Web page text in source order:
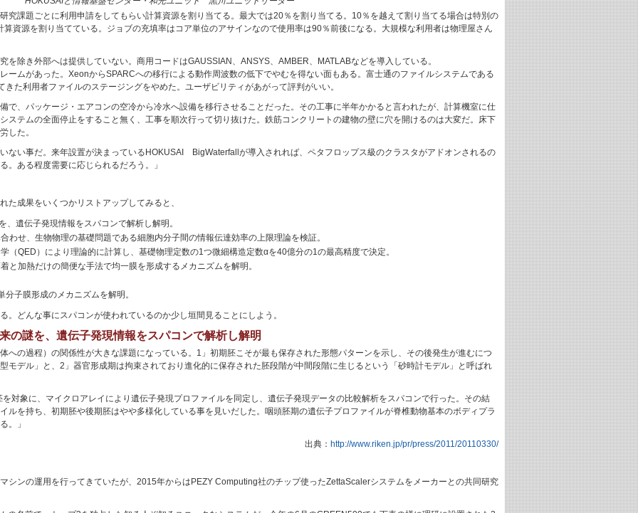
究課題ごとに利用申請をしてもらい計算資源を割り当てる。最大では20％を割り当てる。10％を越えて割り当てる場合は特別の
資源を割り当てている。ジョブの充填率はコア単位のアサインなので使用率は90％前後になる。大規模な利用者は物理屋さん
を除き外部へは提供していない。商用コードはGAUSSIAN、ANSYS、AMBER、MATLABなどを導入している。
ームがあった。XeonからSPARCへの移行による動作周波数の低下でやむを得ない面もある。富士通のファイルシステムである
た利用者ファイルのステージングをやめた。ユーザビリティがあがって評判がいい。
で、パッケージ・エアコンの空冷から冷水へ設備を移行させることだった。その工事に半年かかると言われたが、計算機室に仕
ステムの全面停止をすること無く、工事を順次行って切り抜けた。鉄筋コンクリートの建物の壁に穴を開けるのは大変だ。床下
した。
ない事だ。来年設置が決まっているHOKUSAI BigWaterfallが導入されれば、ペタフロップス級のクラスタがアドオンされるの
。ある程度需要に応じられるだろう。」
た成果をいくつかリストアップしてみると、
遺伝子発現情報をスパコンで解析し解明。
わせ、生物物理の基礎問題である細胞内分子間の情報伝達効率の上限理論を検証。
（QED）により理論的に計算し、基礎物理定数の1つ微細構造定数αを40億分の1の最高精度で決定。
と加熱だけの簡便な手法で均一膜を形成するメカニズムを解明。
子膜形成のメカニズムを解明。
。どんな事にスパコンが使われているのか少し垣間見ることにしよう。
の謎を、遺伝子発現情報をスパコンで解析し解明
への過程）の関係性が大きな課題になっている。1」初期胚こそが最も保存された形態パターンを示し、その後発生が進むにつ
モデル」と、2」器官形成期は拘束されており進化的に保存された胚段階が中間段階に生じるという「砂時計モデル」と呼ばれ
対象に、マイクロアレイにより遺伝子発現プロファイルを同定し、遺伝子発現データの比較解析をスパコンで行った。その結
ルを持ち、初期胚や後期胚はやや多様化している事を見いだした。咽頭胚期の遺伝子プロファイルが脊椎動物基本のボディプラ
。」
出典： http://www.riken.jp/pr/press/2011/20110330/
シンの運用を行ってきていたが、2015年からはPEZY Computing社のチップ使ったZettaScalerシステムをメーカーとの共同研究